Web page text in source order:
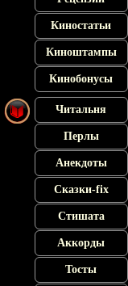
Киностатьи
Киноштампы
Кинобонусы
Читальня
Перлы
Анекдоты
Сказки-fix
Стишата
Аккорды
Тосты